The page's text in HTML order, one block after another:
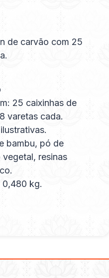
de carvão com 25
25 caixinhas de
varetas cada.
bambu, pó de
resinas
0,480 kg.